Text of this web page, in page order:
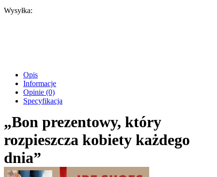
Wysyłka:
Opis
Informacje
Opinie (0)
Specyfikacja
„Bon prezentowy, który
rozpieszcza kobiety każdego
dnia”